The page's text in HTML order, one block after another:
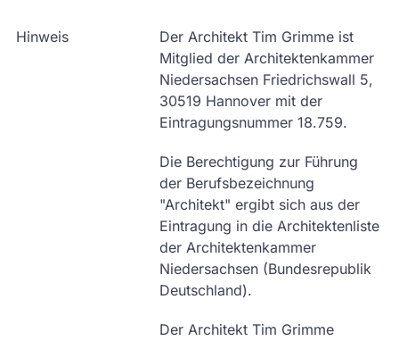
Hinweis
Der Architekt Tim Grimme ist
Mitglied der Architektenkammer
Niedersachsen Friedrichswall 5,
30519 Hannover mit der
Eintragungsnummer 18.759.
Die Berechtigung zur Führung
der Berufsbezeichnung
"Architekt" ergibt sich aus der
Eintragung in die Architektenliste
der Architektenkammer
Niedersachsen (Bundesrepublik
Deutschland).
Der Architekt Tim Grimme